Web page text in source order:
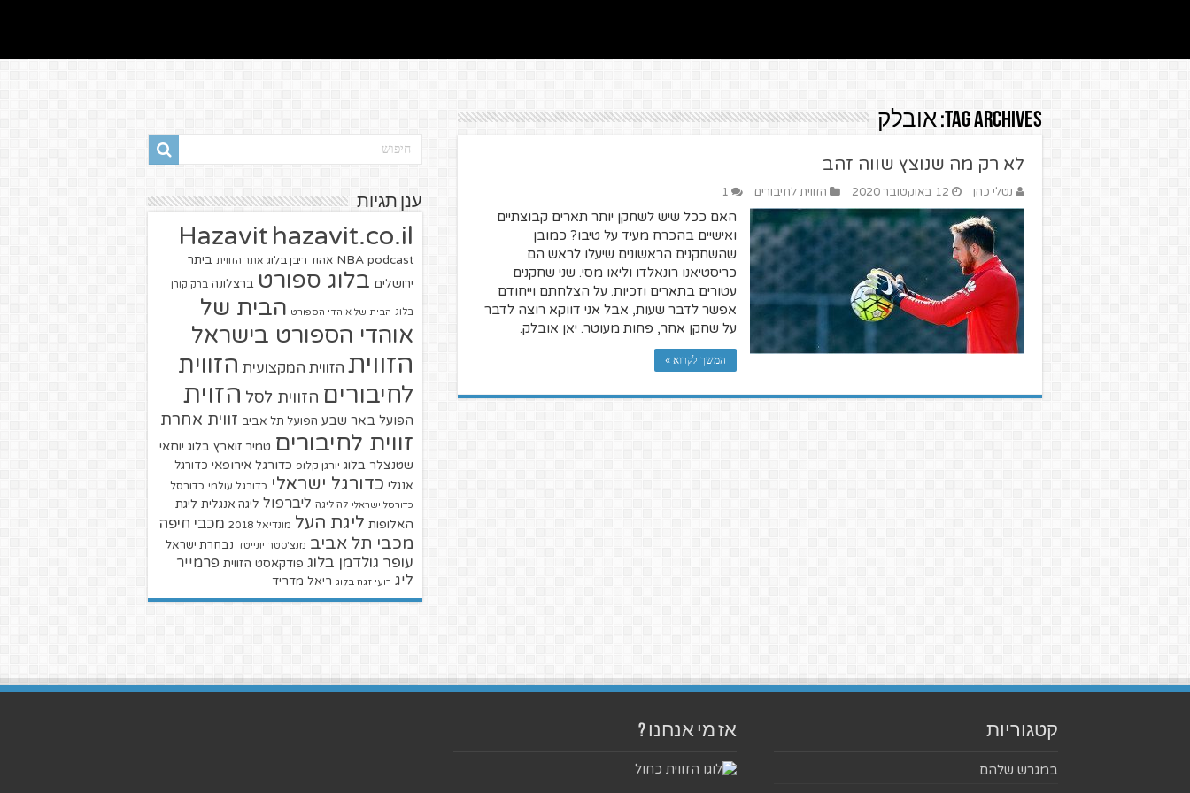
Tag Archives: אובלק
לא רק מה שנוצץ שווה זהב
נטלי כהן 12 באוקטובר 2020 הזווית לחיבורים 1
האם ככל שיש לשחקן יותר תארים קבוצתיים
ואישיים בהכרח מעיד על טיבו? כמובן
שהשחקנים הראשונים שיעלו לראש הם
כריסטיאנו רונאלדו וליאו מסי. שני שחקנים
עטורים בתארים וזכיות. על הצלחתם וייחודם
אפשר לדבר שעות, אבל אני דווקא רוצה לדבר
על שחקן אחר, פחות מעוטר. יאן אובלק.
המשך לקרוא »
ענן תגיות
Hazavit hazavit.co.il
NBA podcast אהוד ריבן בלוג אתר הזווית ביתר
ירושלים בלוג ספורט ברצלונה ברק קורן
בלוג הבית של אוהדי הספורט הבית של
אוהדי הספורט בישראל
הזווית הזווית המקצועית הזווית
לחיבורים הזווית לסל הזוית
הפועל באר שבע הפועל תל אביב זווית אחרת
זווית לחיבורים טמיר זוארץ בלוג יוחאי
שטנצלר בלוג יורגן קלופ כדורגל אירופאי כדורגל
אנגלי כדורגל ישראלי כדורגל עולמי כדורסל
כדורסל ישראלי לה ליגה ליברפול ליגה אנגלית ליגת
האלופות ליגת העל מונדיאל 2018 מכבי חיפה
מכבי תל אביב מנצ'סטר יונייטד נבחרת ישראל
עופר גולדמן בלוג פודקאסט הזווית פרמייר
ליג רועי זגה בלוג ריאל מדריד
קטגוריות
במגרש שלהם
אז מי אנחנו ?